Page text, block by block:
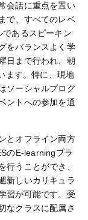
会話に重点を置い
で、すべてのレベ
あるスピーキン
をバランスよく学
日まで行われ、朝
ます。特に、現地
ソーシャルプログ
ントへの参加を通
とオフライン両方
のE-learningプラ
行うことができ、
新しいカリキュラ
習が可能です。受
なクラスに配属さ